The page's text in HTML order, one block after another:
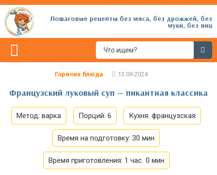
Пошаговые рецепты без мяса, без дрожжей, без
муки, без яиц
Горячие блюда
Французский луковый суп — пикантная классика
Метод: варка Порций: 6 Кухня: французская
Время на подготовку: 30 мин
Время приготовления: 1 час 0 мин